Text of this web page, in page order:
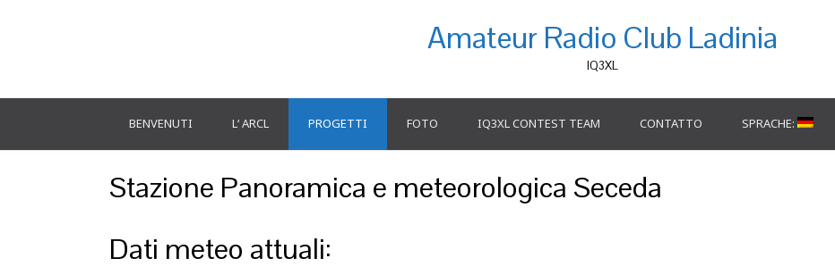
Amateur Radio Club Ladinia
IQ3XL
BENVENUTI L‘ ARCL PROGETTI FOTO IQ3XL CONTEST TEAM CONTATTO SPRACHE:
Stazione Panoramica e meteorologica Seceda
Dati meteo attuali: